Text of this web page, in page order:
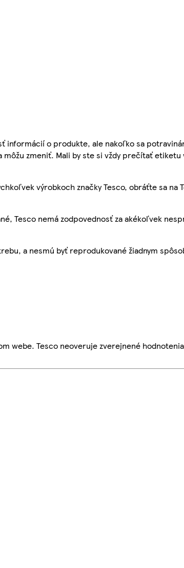
informácií o produkte, ale nakoľko sa
môžu zmeniť. Mali by ste si vždy prečítať
výrobkoch značky Tesco, obráťte sa na
Tesco nemá zodpovednosť za akékoľvek
a nesmú byť reprodukované žiadnym
webe. Tesco neoveruje zverejnené